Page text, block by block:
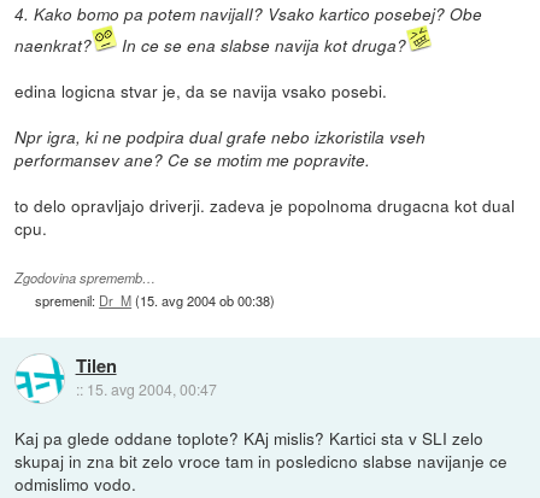
4. Kako bomo pa potem navijalI? Vsako kartico posebej? Obe
naenkrat?
In ce se ena slabse navija kot druga?
edina logicna stvar je, da se navija vsako posebi.
Npr igra, ki ne podpira dual grafe nebo izkoristila vseh
performansev ane? Ce se motim me popravite.
to delo opravljajo driverji. zadeva je popolnoma drugacna kot dual
cpu.
Zgodovina sprememb…
spremenil: Dr_M(15. avg 2004 ob 00:38)
Tilen
:: 15. avg 2004, 00:47
Kaj pa glede oddane toplote? KAj mislis? Kartici sta v SLI zelo
skupaj in zna bit zelo vroce tam in posledicno slabse navijanje ce
odmislimo vodo.